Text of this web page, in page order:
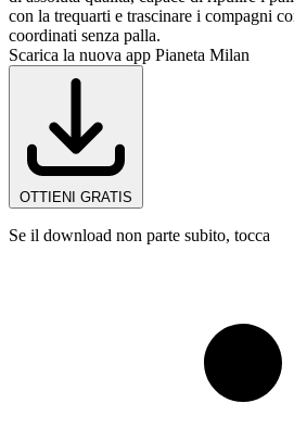
con la trequarti e trascinare i compagni
coordinati senza palla.
Scarica la nuova app Pianeta Milan
OTTIENI GRATIS
Se il download non parte subito, tocca